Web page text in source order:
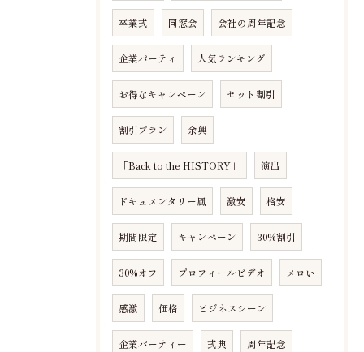
卒業式 同窓会 会社の周年記念
企業パーティ 人気ランキング
お得なキャンペーン セット割引
割引プラン 余興
「Back to the HISTORY」 演出
ドキュメンタリー風 激安 格安
期間限定 キャンペーン 30%割引
30%オフ プロフィールビデオ メロい
感激 価格 ビジネスシーン
企業パーティー 式典 周年記念